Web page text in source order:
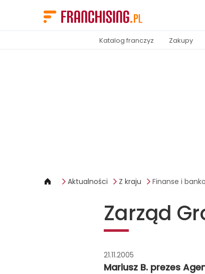
Katalog franczyz Zakupy
Aktualności Z kraju Finanse i
Zarząd
21.11.2005
Mariusz B. prezes